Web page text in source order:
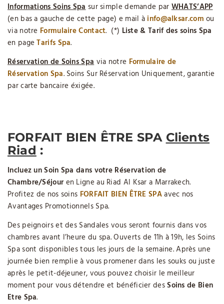
Informations Soins Spasur simple demande parWHATS’APP
(en bas a gauche de cette page) e mail à info@alksar.com ou
via notre Formulaire Contact. (*) Liste & Tarif des soins Spa
en pageTarifs Spa.
Réservation de Soins Spavia notre Formulaire de
Réservation Spa. Soins Sur Réservation Uniquement, garantie
par carte bancaire éxigée.
FORFAIT BIEN ÊTRE SPA Clients
Riad :
Incluez un Soin Spa dans votre Réservation de
Chambre/Séjouren Ligne au Riad Al Ksar a Marrakech.
Profitez de nos soins FORFAIT BIEN ÊTRE SPAavec nos
Avantages Promotionnels Spa.
Des peignoirs et des Sandales vous seront fournis dans vos
chambres avant l’heure du spa. Ouverts de 11h à 19h, les Soins
Spa sont disponibles tous les jours de la semaine. Après une
journée bien remplie à vous promener dans les souks ou juste
après le petit-déjeuner, vous pouvez choisir le meilleur
moment pour vous détendre et bénéficier desSoins de Bien
Etre Spa.